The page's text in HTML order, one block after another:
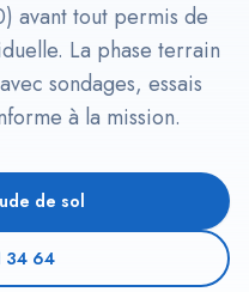
avant tout permis de
La phase terrain
sondages, essais
à la mission.
de sol
34 64